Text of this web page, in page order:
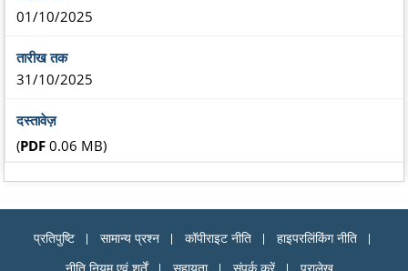
01/10/2025
31/10/2025
(PDF 0.06 MB)
प्रतिपुष्टि सामान्य प्रश्न कॉपीराइट नीति
हाइपरलिंकिंग नीति